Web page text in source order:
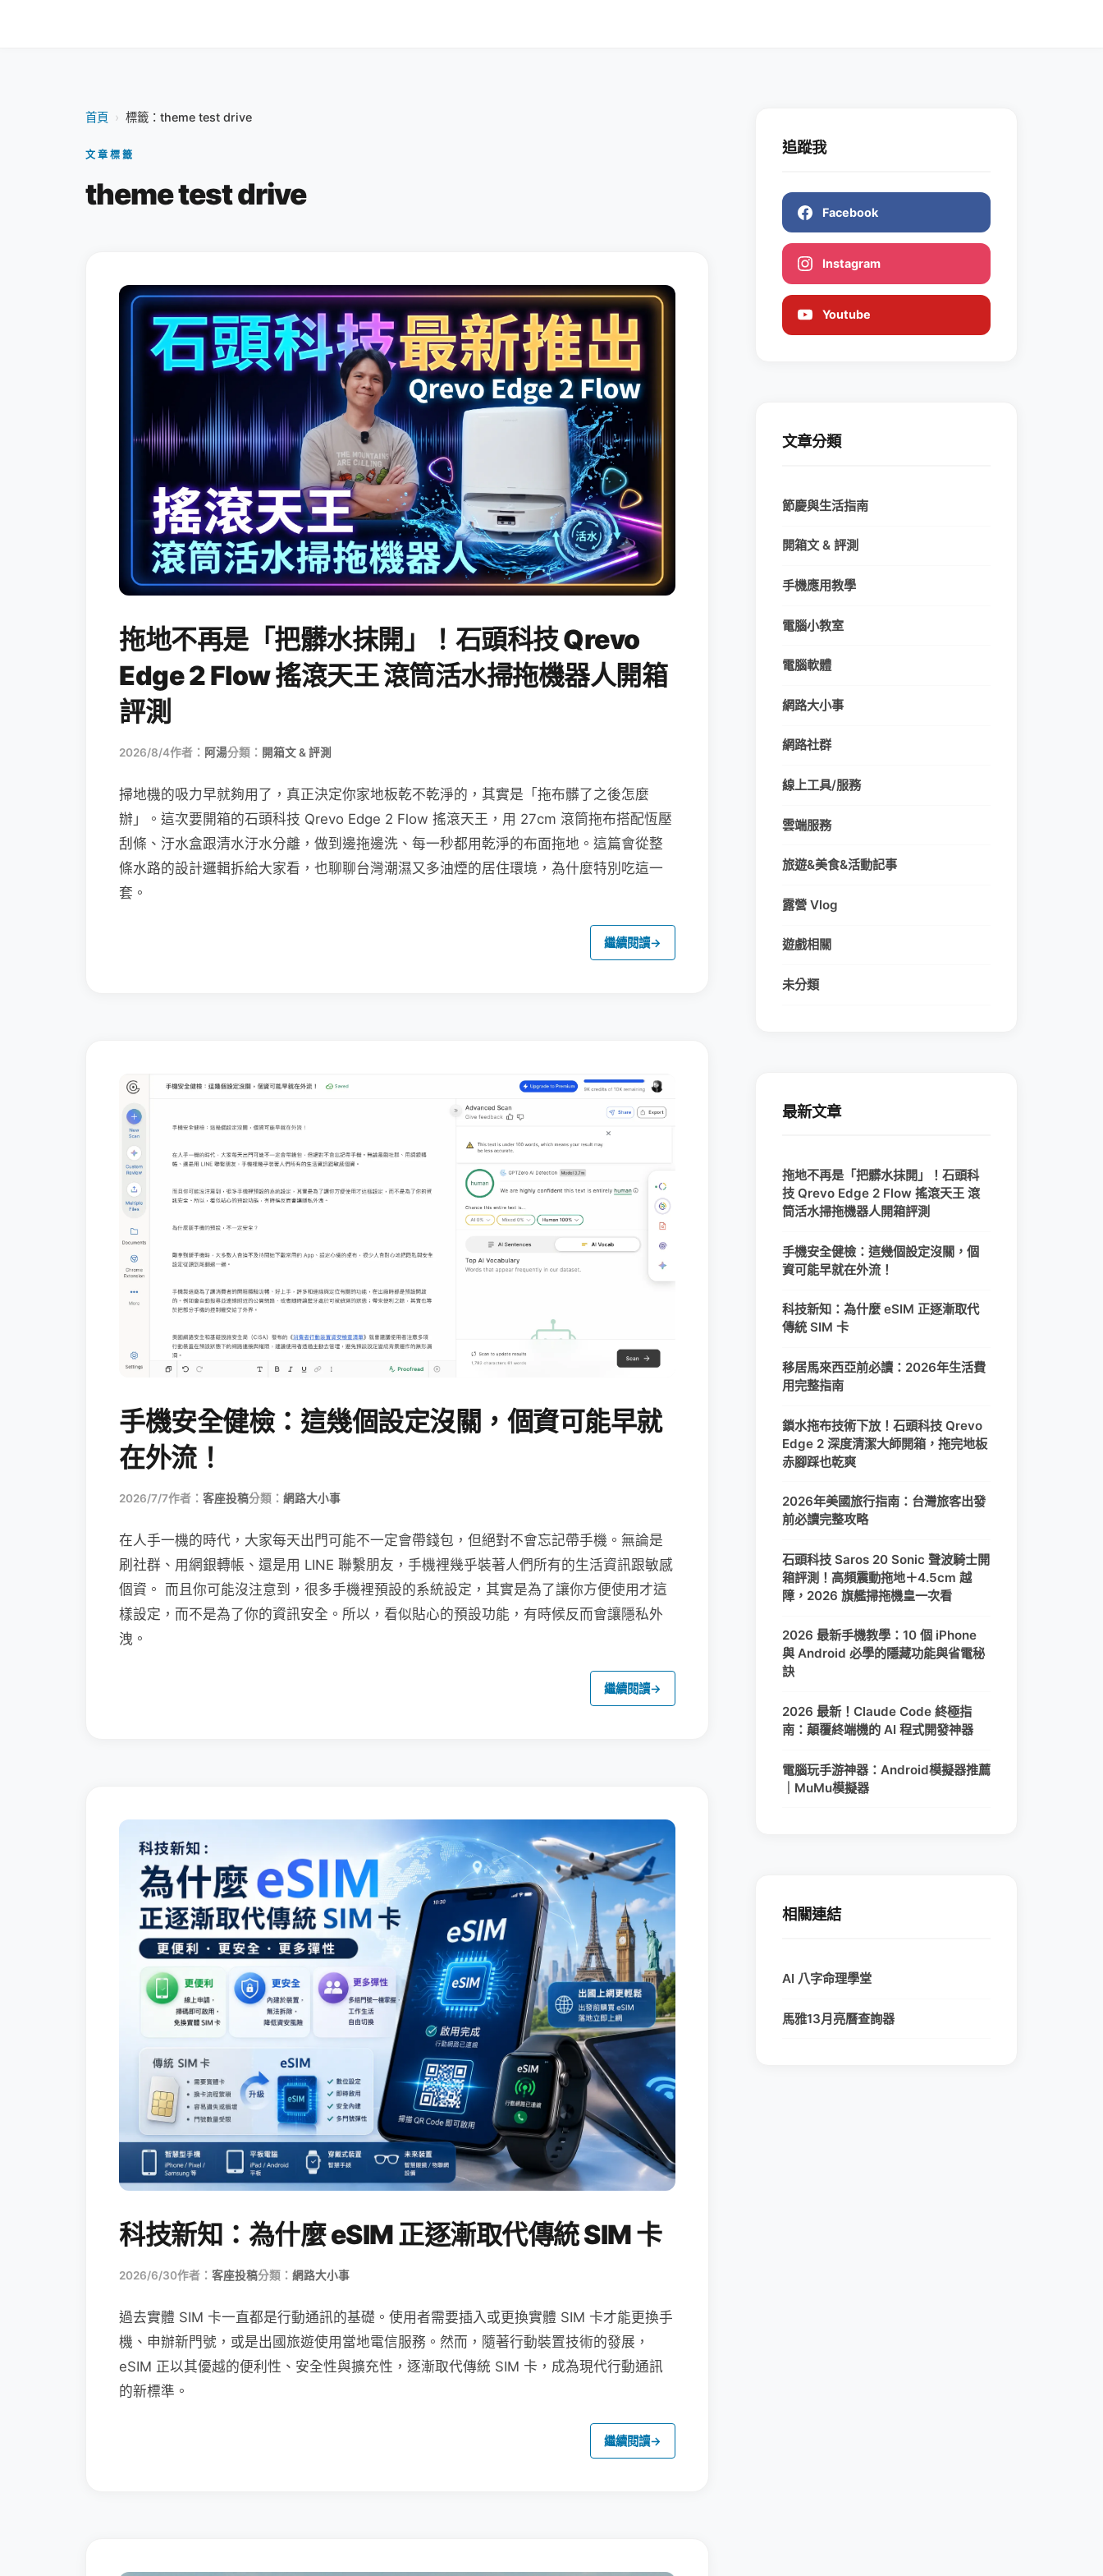
首頁 › 標籤：theme test drive
文章標籤
theme test drive
拖地不再是「把髒水抹開」！石頭科技 Qrevo
Edge 2 Flow 搖滾天王 滾筒活水掃拖機器人開箱
評測
2026/8/4作者： 阿湯分類： 開箱文 & 評測
掃地機的吸力早就夠用了，真正決定你家地板乾不乾淨的，其實是「拖布髒了之後怎麼
辦」。這次要開箱的石頭科技 Qrevo Edge 2 Flow 搖滾天王，用 27cm 滾筒拖布搭配恆壓
刮條、汙水盒跟清水汙水分離，做到邊拖邊洗、每一秒都用乾淨的布面拖地。這篇會從整
條水路的設計邏輯拆給大家看，也聊聊台灣潮濕又多油煙的居住環境，為什麼特別吃這一
套。
繼續閱讀→
手機安全健檢：這幾個設定沒關，個資可能早就
在外流！
2026/7/7作者： 客座投稿分類： 網路大小事
在人手一機的時代，大家每天出門可能不一定會帶錢包，但絕對不會忘記帶手機。無論是
刷社群、用網銀轉帳、還是用 LINE 聯繫朋友，手機裡幾乎裝著人們所有的生活資訊跟敏感
個資。 而且你可能沒注意到，很多手機裡預設的系統設定，其實是為了讓你方便使用才這
樣設定，而不是為了你的資訊安全。所以，看似貼心的預設功能，有時候反而會讓隱私外
洩。
繼續閱讀→
科技新知：為什麼 eSIM 正逐漸取代傳統 SIM 卡
2026/6/30作者： 客座投稿分類： 網路大小事
過去實體 SIM 卡一直都是行動通訊的基礎。使用者需要插入或更換實體 SIM 卡才能更換手
機、申辦新門號，或是出國旅遊使用當地電信服務。然而，隨著行動裝置技術的發展，
eSIM 正以其優越的便利性、安全性與擴充性，逐漸取代傳統 SIM 卡，成為現代行動通訊
的新標準。
繼續閱讀→
追蹤我
Facebook
Instagram
Youtube
文章分類
節慶與生活指南
開箱文 & 評測
手機應用教學
電腦小教室
電腦軟體
網路大小事
網路社群
線上工具/服務
雲端服務
旅遊&美食&活動記事
露營 Vlog
遊戲相關
未分類
最新文章
拖地不再是「把髒水抹開」！石頭科
技 Qrevo Edge 2 Flow 搖滾天王 滾
筒活水掃拖機器人開箱評測
手機安全健檢：這幾個設定沒關，個
資可能早就在外流！
科技新知：為什麼 eSIM 正逐漸取代
傳統 SIM 卡
移居馬來西亞前必讀：2026年生活費
用完整指南
鎖水拖布技術下放！石頭科技 Qrevo
Edge 2 深度清潔大師開箱，拖完地板
赤腳踩也乾爽
2026年美國旅行指南：台灣旅客出發
前必讀完整攻略
石頭科技 Saros 20 Sonic 聲波騎士開
箱評測！高頻震動拖地＋4.5cm 越
障，2026 旗艦掃拖機皇一次看
2026 最新手機教學：10 個 iPhone
與 Android 必學的隱藏功能與省電秘
訣
2026 最新！Claude Code 終極指
南：顛覆終端機的 AI 程式開發神器
電腦玩手游神器：Android模擬器推薦
｜MuMu模擬器
相關連結
AI 八字命理學堂
馬雅13月亮曆查詢器